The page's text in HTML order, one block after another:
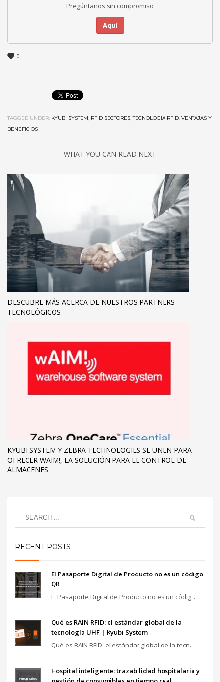
Pregúntanos sin compromiso
Aquí
0
TAGGED UNDER: KYUBI SYSTEM, RFID SECTORES,TECNOLOGÍA RFID, VENTAJAS Y
BENEFICIOS
WHAT YOU CAN READ NEXT
DESCUBRE MÁS ACERCA DE NUESTROS PARTNERS
TECNOLÓGICOS
KYUBI SYSTEM Y ZEBRA TECHNOLOGIES SE UNEN PARA
OFRECER WAIM!, LA SOLUCIÓN PARA EL CONTROL DE
ALMACENES
RECENT POSTS
El Pasaporte Digital de Producto no es un código
QR
El Pasaporte Digital de Producto no es un códig...
Qué es RAIN RFID: el estándar global de la
tecnología UHF | Kyubi System
Qué es RAIN RFID: el estándar global de la tecn...
Hospital inteligente: trazabilidad hospitalaria y